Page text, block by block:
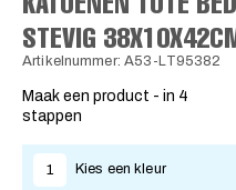
STEVIG
Artikelnummer: A53-LT95382
Maak een product - in 4
stappen
1 Kies een kleur